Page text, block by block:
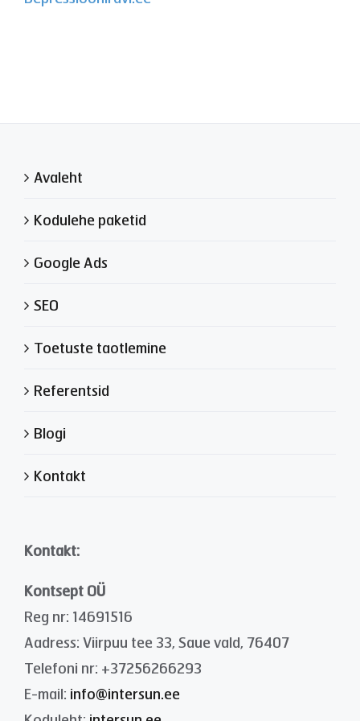
Avaleht
Kodulehe paketid
Google Ads
SEO
Toetuste taotlemine
Referentsid
Blogi
Kontakt
Kontakt:
Kontsept OÜ
Reg nr: 14691516
Aadress: Viirpuu tee 33, Saue vald, 76407
Telefoni nr: +37256266293
E-mail: info@intersun.ee